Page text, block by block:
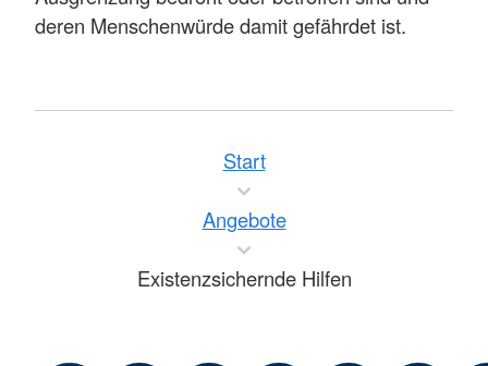
deren Menschenwürde damit gefährdet ist.
Start
Angebote
Existenzsichernde Hilfen